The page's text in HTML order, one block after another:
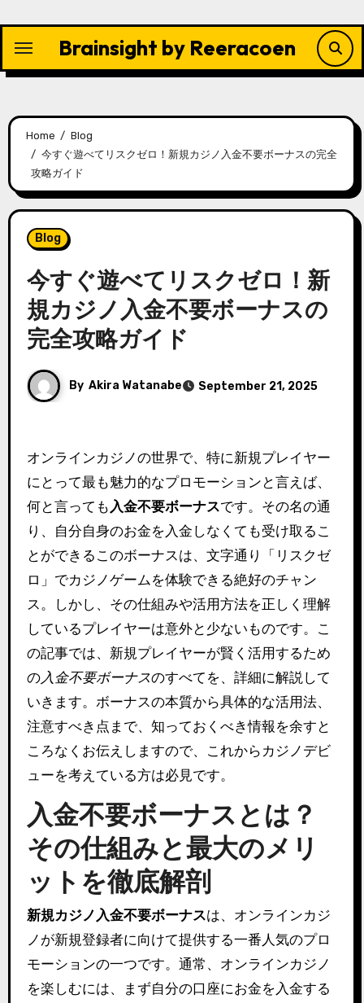
content
Brainsight by Reeracoen
Home
Blog
今すぐ遊べてリスクゼロ！新規カジノ入金不要ボーナスの完全
攻略ガイド
Blog
今すぐ遊べてリスクゼロ！新
規カジノ入金不要ボーナスの
完全攻略ガイド
By Akira Watanabe September 21, 2025
オンラインカジノの世界で、特に新規プレイヤー
にとって最も魅力的なプロモーションと言えば、
何と言っても 入金不要ボーナスです。その名の通
り、自分自身のお金を入金しなくても受け取るこ
とができるこのボーナスは、文字通り「リスクゼ
ロ」でカジノゲームを体験できる絶好のチャン
ス。しかし、その仕組みや活用方法を正しく理解
しているプレイヤーは意外と少ないものです。こ
の記事では、新規プレイヤーが賢く活用するため
の入金不要ボーナスのすべてを、詳細に解説して
いきます。ボーナスの本質から具体的な活用法、
注意すべき点まで、知っておくべき情報を余すと
ころなくお伝えしますので、これからカジノデビ
ューを考えている方は必見です。
入金不要ボーナスとは？
その仕組みと最大のメリ
ットを徹底解剖
新規カジノ入金不要ボーナスは、オンラインカジ
ノが新規登録者に向けて提供する一番人気のプロ
モーションの一つです。通常、オンラインカジノ
を楽しむには、まず自分の口座にお金を入金する